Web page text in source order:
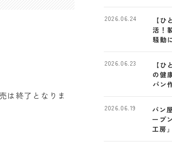
は終了となりま
【
活！
騒動
2026.06.24
【
の健
パン
2026.06.23
パン
ープ
工房
2026.06.19